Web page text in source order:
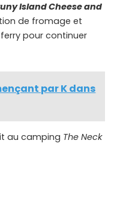
Island Cheese and
de fromage et
pour continuer
par K dans
au camping The Neck